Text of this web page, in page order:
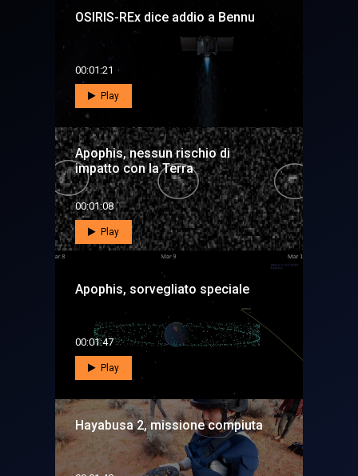
OSIRIS-REx dice addio a Bennu
00:01:21
Play
Apophis, nessun rischio di
impatto con la Terra
00:01:08
Play
Apophis, sorvegliato speciale
00:01:47
Play
Hayabusa 2, missione compiuta